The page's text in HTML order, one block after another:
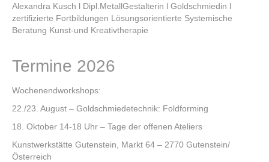
Alexandra Kusch l Dipl.MetallGestalterin l Goldschmiedin l
zertifizierte Fortbildungen Lösungsorientierte Systemische
Beratung Kunst-und Kreativtherapie
Termine 2026
Wochenendworkshops:
22./23. August – Goldschmiedetechnik: Foldforming
18. Oktober 14-18 Uhr – Tage der offenen Ateliers
Kunstwerkstätte Gutenstein, Markt 64 – 2770 Gutenstein/
Österreich